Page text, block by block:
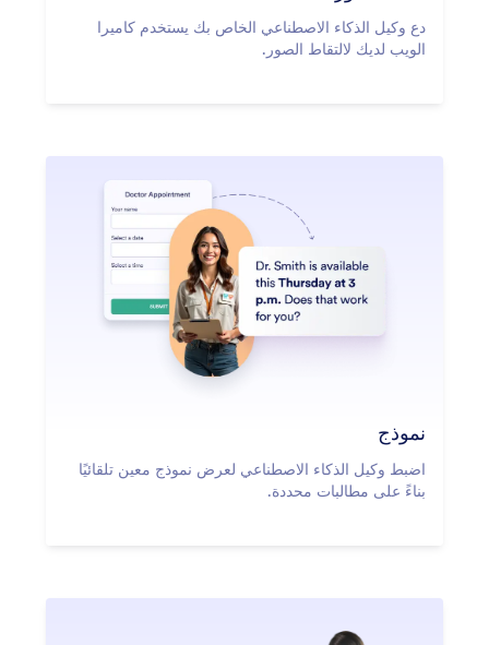
دع وكيل الذكاء الاصطناعي الخاص بك يستخدم كاميرا
الويب لديك لالتقاط الصور.
نموذج
اضبط وكيل الذكاء الاصطناعي لعرض نموذج معين تلقائيًا
بناءً على مطالبات محددة.